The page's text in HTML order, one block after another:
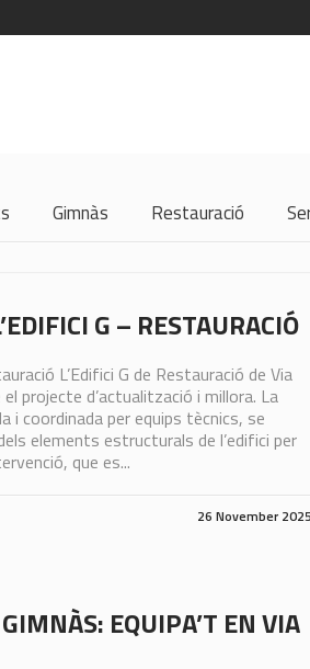
Gimnàs Restauració
G – RESTAURACIÓ
L’Edifici G de Restauració de Via
projecte d’actualització i millora. La
i coordinada per equips tècnics, se
elements estructurals de l’edifici per
que es...
26 November
EQUIPA’T EN VIA